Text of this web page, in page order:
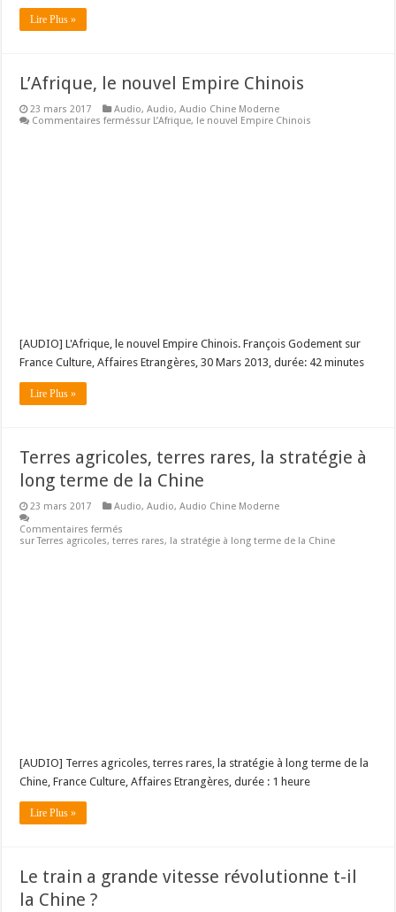
Lire Plus »
L’Afrique, le nouvel Empire Chinois
23 mars 2017 Audio,Audio,Audio Chine Moderne
Commentaires ferméssur L’Afrique, le nouvel Empire Chinois
[AUDIO] L'Afrique, le nouvel Empire Chinois. François Godement sur
France Culture, Affaires Etrangères, 30 Mars 2013, durée: 42 minutes
Lire Plus »
Terres agricoles, terres rares, la stratégie à
long terme de la Chine
23 mars 2017 Audio,Audio,Audio Chine Moderne
Commentaires fermés
sur Terres agricoles, terres rares, la stratégie à long terme de la Chine
[AUDIO] Terres agricoles, terres rares, la stratégie à long terme de la
Chine, France Culture, Affaires Etrangères, durée : 1 heure
Lire Plus »
Le train a grande vitesse révolutionne t-il
la Chine ?